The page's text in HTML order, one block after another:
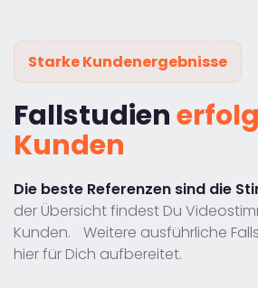
Starke Kundenergebnisse
Fallstudien
Kunden
Die beste Referenzen sind die
der Übersicht findest Du
Kunden. Weitere ausführliche
hier für Dich aufbereitet.